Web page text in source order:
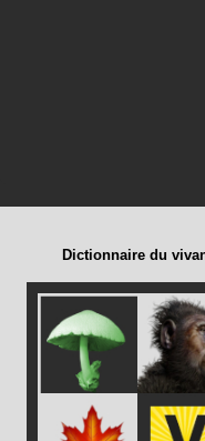
Dictionnaire du